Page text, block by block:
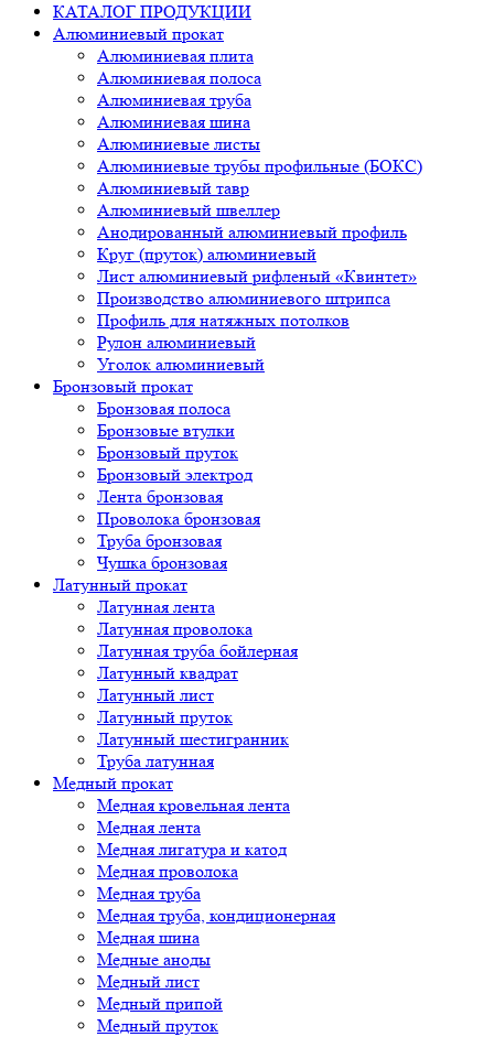
КАТАЛОГ ПРОДУКЦИИ
Алюминиевый прокат
Алюминиевая плита
Алюминиевая полоса
Алюминиевая труба
Алюминиевая шина
Алюминиевые листы
Алюминиевые трубы профильные (БОКС)
Алюминиевый тавр
Алюминиевый швеллер
Анодированный алюминиевый профиль
Круг (пруток) алюминиевый
Лист алюминиевый рифленый «Квинтет»
Производство алюминиевого штрипса
Профиль для натяжных потолков
Рулон алюминиевый
Уголок алюминиевый
Бронзовый прокат
Бронзовая полоса
Бронзовые втулки
Бронзовый пруток
Бронзовый электрод
Лента бронзовая
Проволока бронзовая
Труба бронзовая
Чушка бронзовая
Латунный прокат
Латунная лента
Латунная проволока
Латунная труба бойлерная
Латунный квадрат
Латунный лист
Латунный пруток
Латунный шестигранник
Труба латунная
Медный прокат
Медная кровельная лента
Медная лента
Медная лигатура и катод
Медная проволока
Медная труба
Медная труба, кондиционерная
Медная шина
Медные аноды
Медный лист
Медный припой
Медный пруток